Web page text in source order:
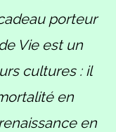
porteur
Vie est un
cultures : il
en
en